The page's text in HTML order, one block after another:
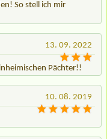
So stell ich mir
13. 09. 2022
Pächter!!
10. 08. 2019